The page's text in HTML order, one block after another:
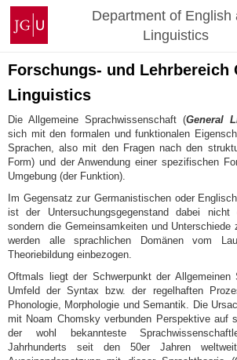
Zum
Inhalt
springen
Johannes
Gutenberg-
Universität
Mainz
Department of English
Linguistics
Forschungs- und Lehrbereich
Linguistics
Die Allgemeine Sprachwissenschaft (General
sich mit den formalen und funktionalen
Sprachen, also mit den Fragen nach den
Form) und der Anwendung einer spezifischen
Umgebung (der Funktion).
Im Gegensatz zur Germanistischen oder
ist der Untersuchungsgegenstand dabei nicht
sondern die Gemeinsamkeiten und Unterschiede
werden alle sprachlichen Domänen vom
Theoriebildung einbezogen.
Oftmals liegt der Schwerpunkt der Allgemeinen
Umfeld der Syntax bzw. der regelhaften
Phonologie, Morphologie und Semantik. Die
mit Noam Chomsky verbunden Perspektive auf
der wohl bekannteste
Jahrhunderts seit den 50er Jahren